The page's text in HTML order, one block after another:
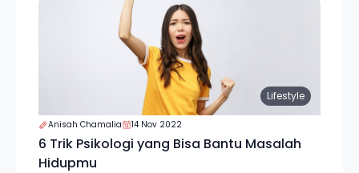
Lifestyle
Anisah Chamalia 14 Nov 2022
6 Trik Psikologi yang Bisa Bantu Masalah
Hidupmu